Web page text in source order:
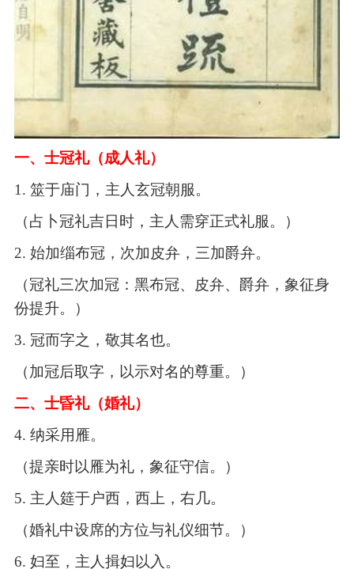
一、士冠礼（成人礼）
1. 筮于庙门，主人玄冠朝服。
（占卜冠礼吉日时，主人需穿正式礼服。）
2. 始加缁布冠，次加皮弁，三加爵弁。
（冠礼三次加冠：黑布冠、皮弁、爵弁，象征身
份提升。）
3. 冠而字之，敬其名也。
（加冠后取字，以示对名的尊重。）
二、士昏礼（婚礼）
4. 纳采用雁。
（提亲时以雁为礼，象征守信。）
5. 主人筵于户西，西上，右几。
（婚礼中设席的方位与礼仪细节。）
6. 妇至，主人揖妇以入。